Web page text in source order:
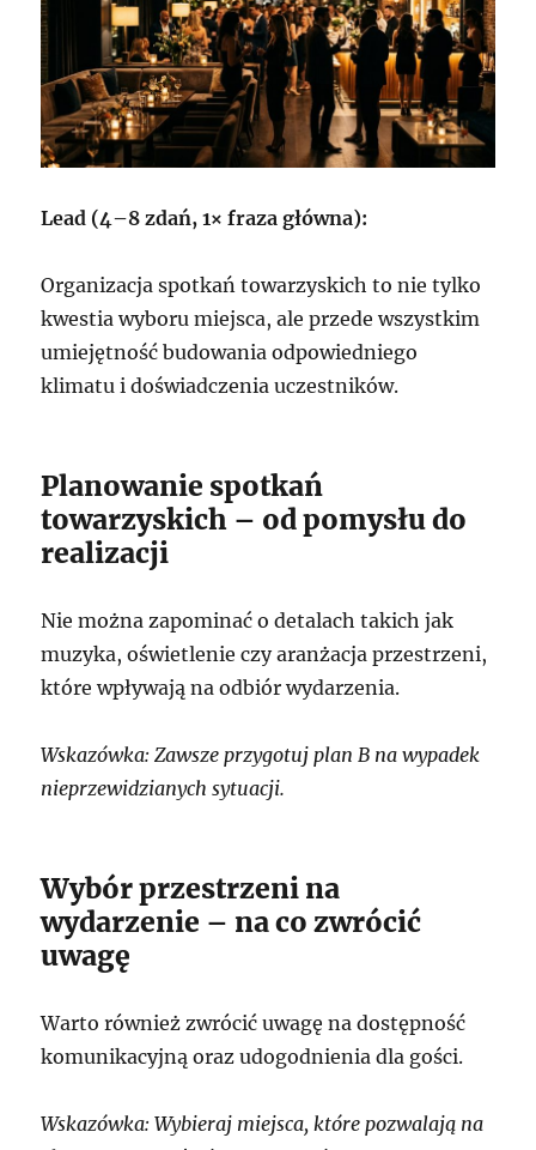
Lead (4–8 zdań, 1× fraza główna):
Organizacja spotkań towarzyskich to nie tylko
kwestia wyboru miejsca, ale przede wszystkim
umiejętność budowania odpowiedniego
klimatu i doświadczenia uczestników.
Planowanie spotkań
towarzyskich – od pomysłu do
realizacji
Nie można zapominać o detalach takich jak
muzyka, oświetlenie czy aranżacja przestrzeni,
które wpływają na odbiór wydarzenia.
Wskazówka: Zawsze przygotuj plan B na wypadek
nieprzewidzianych sytuacji.
Wybór przestrzeni na
wydarzenie – na co zwrócić
uwagę
Warto również zwrócić uwagę na dostępność
komunikacyjną oraz udogodnienia dla gości.
Wskazówka: Wybieraj miejsca, które pozwalają na